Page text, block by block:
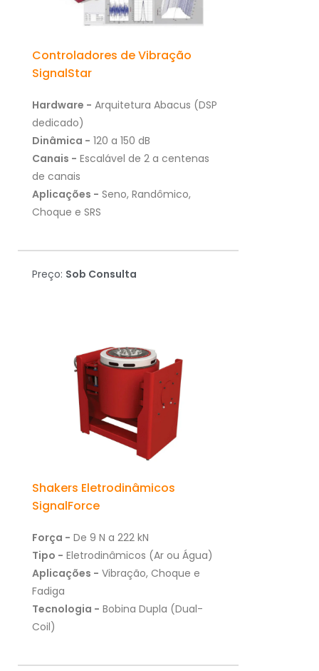
Controladores de Vibração
SignalStar
Hardware - Arquitetura Abacus (DSP
dedicado)
Dinâmica - 120 a 150 dB
Canais - Escalável de 2 a centenas
de canais
Aplicações - Seno, Randômico,
Choque e SRS
Preço: Sob Consulta
Shakers Eletrodinâmicos
SignalForce
Força - De 9 N a 222 kN
Tipo - Eletrodinâmicos (Ar ou Água)
Aplicações - Vibração, Choque e
Fadiga
Tecnologia - Bobina Dupla (Dual-
Coil)